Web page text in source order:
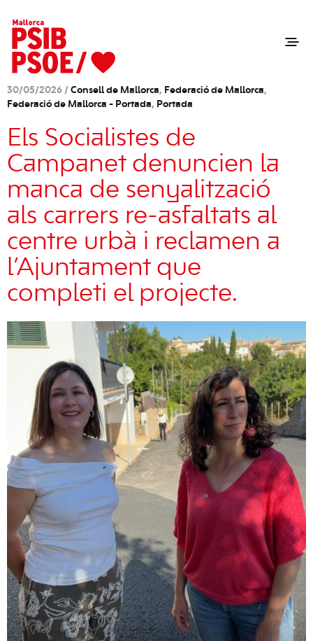
30/05/2026 / Consell de Mallorca, Federació de Mallorca,
Federació de Mallorca - Portada, Portada
Els Socialistes de
Campanet denuncien la
manca de senyalització
als carrers re-asfaltats al
centre urbà i reclamen a
l’Ajuntament que
completi el projecte.